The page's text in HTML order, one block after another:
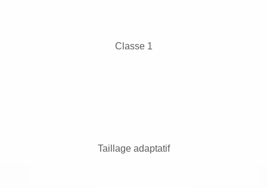
Classe 1
Taillage adaptatif